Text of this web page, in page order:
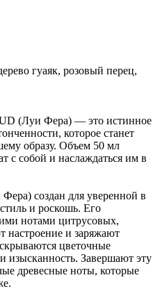
гуаяк, розовый перец,
(Луи Фера) — это истинное
которое станет
образу. Объем 50 мл
с собой и наслаждаться им в
создан для уверенной в
и роскошь. Его
нотами цитрусовых,
настроение и заряжают
цветочные
изысканность. Завершают эту
древесные ноты, которые